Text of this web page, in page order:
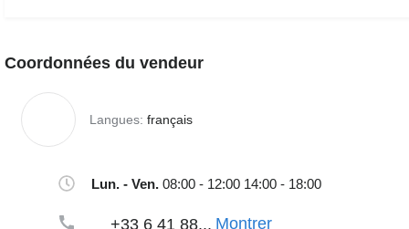
Coordonnées du vendeur
Langues: français
Lun. - Ven. 08:00 - 12:00 14:00 - 18:00
+33 6 41 88... Montrer